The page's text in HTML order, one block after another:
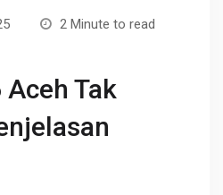
2 Minute to read
Tak